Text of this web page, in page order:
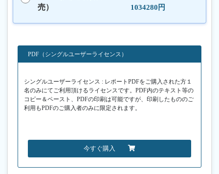
売）
1034280円
PDF（シングルユーザーライセンス）
シングルユーザーライセンス : レポートPDFをご購入された方１
名のみにてご利用頂けるライセンスです。PDF内のテキスト等の
コピー＆ペースト、PDFの印刷は可能ですが、印刷したもののご
利用もPDFのご購入者のみに限定されます。
今すぐ購入